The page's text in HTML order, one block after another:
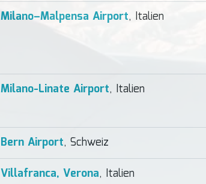
Milano–Malpensa Airport, Italien
Milano-Linate Airport, Italien
Bern Airport, Schweiz
Villafranca, Verona, Italien